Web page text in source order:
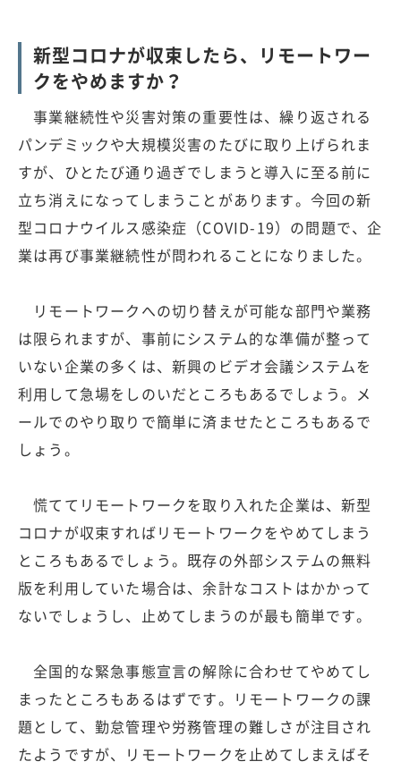
新型コロナが収束したら、リモートワー
クをやめますか？
事業継続性や災害対策の重要性は、繰り返される
パンデミックや大規模災害のたびに取り上げられま
すが、ひとたび通り過ぎでしまうと導入に至る前に
立ち消えになってしまうことがあります。今回の新
型コロナウイルス感染症（COVID-19）の問題で、企
業は再び事業継続性が問われることになりました。
リモートワークへの切り替えが可能な部門や業務
は限られますが、事前にシステム的な準備が整って
いない企業の多くは、新興のビデオ会議システムを
利用して急場をしのいだところもあるでしょう。メ
ールでのやり取りで簡単に済ませたところもあるで
しょう。
慌ててリモートワークを取り入れた企業は、新型
コロナが収束すればリモートワークをやめてしまう
ところもあるでしょう。既存の外部システムの無料
版を利用していた場合は、余計なコストはかかって
ないでしょうし、止めてしまうのが最も簡単です。
全国的な緊急事態宣言の解除に合わせてやめてし
まったところもあるはずです。リモートワークの課
題として、勤怠管理や労務管理の難しさが注目され
たようですが、リモートワークを止めてしまえばそ